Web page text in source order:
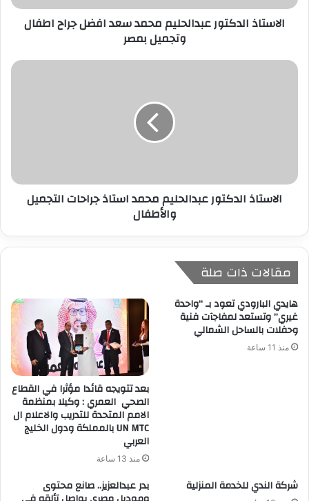
ر
الاستاذ الدكتور عبدالحليم محمد سعد افضل جراح اطفال
وتجميل بمصر
الاستاذ الدكتور عبدالحليم محمد استاذ جراحات التجميل
والأطفال
مقالات ذات صلة
هايدي البارودي تعود بـ “واحدة
غيري” وتستعد لمفاجآت فنية
وحفلات بالساحل الشمالي
منذ 11 ساعة
بعد تتويجه قائدا مؤثرا في القطاع
الصحي العمري : وكيلا بمنظمة
الامم المتحدة للتدريب والاعلام ال
UN MTC بالمملكة ودول الخليج
العربي
منذ 13 ساعة
شركة الندي للخدمة المنزلية بدر عبدالعزيز.. صانع محتوى